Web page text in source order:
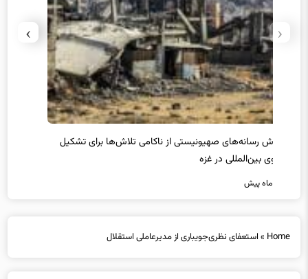
واکنش نتانیاهو به حمله استرالیا
8 ماه پیش
‹
›
Home
» استعفای نظری‌جویباری از مدیرعاملی استقلال